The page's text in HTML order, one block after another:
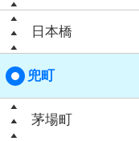
日本橋
兜町
茅場町